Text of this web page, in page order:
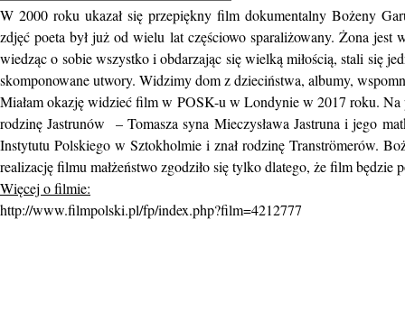
W 2000 roku ukazał się przepiękny film dokumentalny Bożeny
zdjęć poeta był już od wielu lat częściowo sparaliżowany. Żona
wiedząc o sobie wszystko i obdarzając się wielką miłością, stali się
skomponowane utwory. Widzimy dom z dzieciństwa, albumy,
Miałam okazję widzieć film w POSK-u w Londynie w 2017 roku. Na
rodzinę Jastrunów – Tomasza syna Mieczysława Jastruna i jego
Instytutu Polskiego w Sztokholmie i znał rodzinę Tranströmerów.
realizację filmu małżeństwo zgodziło się tylko dlatego, że film
Więcej o filmie:
http://www.filmpolski.pl/fp/index.php?film=4212777